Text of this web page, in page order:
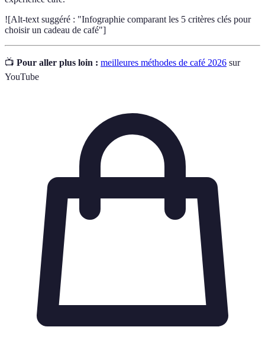
![Alt-text suggéré : "Infographie comparant les 5 critères clés pour
choisir un cadeau de café"]
📺 Pour aller plus loin : meilleures méthodes de café 2026 sur
YouTube